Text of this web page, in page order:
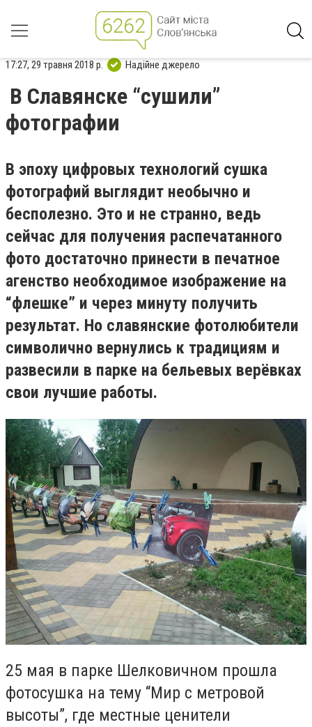
17:27, 29 травня 2018 р. Надійне джерело
В Славянске “сушили”
фотографии
В эпоху цифровых технологий сушка
фотографий выглядит необычно и
бесполезно. Это и не странно, ведь
сейчас для получения распечатанного
фото достаточно принести в печатное
агенство необходимое изображение на
“флешке” и через минуту получить
результат. Но славянские фотолюбители
символично вернулись к традициям и
развесили в парке на бельевых верёвках
свои лучшие работы.
25 мая в парке Шелковичном прошла
фотосушка на тему “Мир с метровой
высоты”, где местные ценители